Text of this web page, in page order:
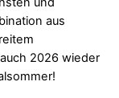
aus
2026 wieder